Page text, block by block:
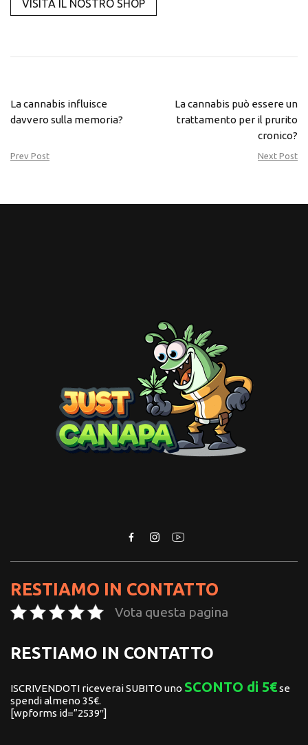
VISITA IL NOSTRO SHOP
La cannabis influisce
davvero sulla memoria?
Prev Post
La cannabis può essere un
trattamento per il prurito
cronico?
Next Post
RESTIAMO IN CONTATTO
Vota questa pagina
RESTIAMO IN CONTATTO
ISCRIVENDOTI riceverai SUBITO uno SCONTO di 5€se
spendi almeno 35€.
[wpforms id=”2539″]